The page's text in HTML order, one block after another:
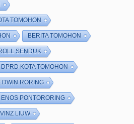
TOMOHON
BERITA TOMOHON
SENDUK
DPRD KOTA TOMOHON
RORING
ENOS PONTORORING
LIUW